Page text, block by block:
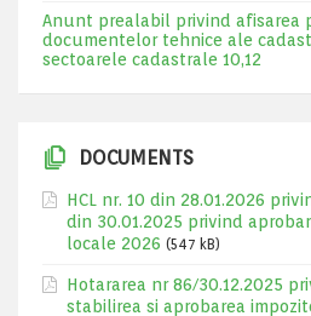
Anunt prealabil privind afisarea
documentelor tehnice ale
sectoarele cadastrale 10,12
DOCUMENTS
HCL nr. 10 din 28.01.2026
din 30.01.2025 privind
locale 2026 (547 kB)
Hotararea nr 86/30.12.2025
stabilirea si aprobarea